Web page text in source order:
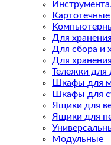
Картотечные
Для
Для сбора и
Для
Тележки для
Шкафы для
Шкафы для
Ящики для
Ящики для
Модульные